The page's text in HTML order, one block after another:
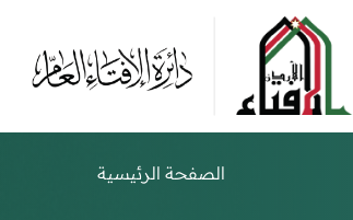
الصفحة الرئيسية